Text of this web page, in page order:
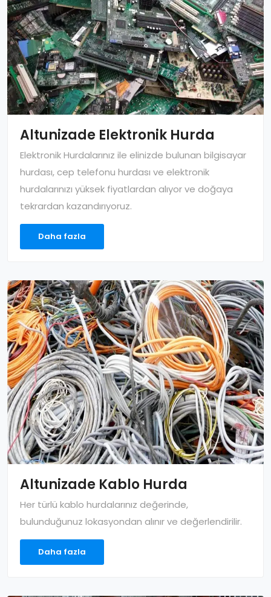
Altunizade Elektronik Hurda
Elektronik Hurdalarınız ile elinizde bulunan bilgisayar
hurdası, cep telefonu hurdası ve elektronik
hurdalarınızı yüksek fiyatlardan alıyor ve doğaya
tekrardan kazandırıyoruz.
Daha fazla
Altunizade Kablo Hurda
Her türlü kablo hurdalarınız değerinde,
bulunduğunuz lokasyondan alınır ve değerlendirilir.
Daha fazla